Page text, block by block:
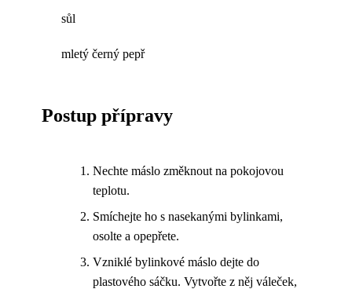
sůl
mletý černý pepř
Postup přípravy
Nechte máslo změknout na pokojovou
teplotu.
Smíchejte ho s nasekanými bylinkami,
osolte a opepřete.
Vzniklé bylinkové máslo dejte do
plastového sáčku. Vytvořte z něj váleček,